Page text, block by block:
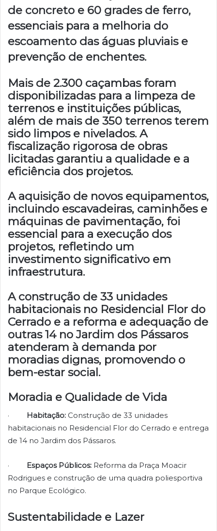
de concreto e 60 grades de ferro,
essenciais para a melhoria do
escoamento das águas pluviais e
prevenção de enchentes.
Mais de 2.300 caçambas foram
disponibilizadas para a limpeza de
terrenos e instituições públicas,
além de mais de 350 terrenos terem
sido limpos e nivelados. A
fiscalização rigorosa de obras
licitadas garantiu a qualidade e a
eficiência dos projetos.
A aquisição de novos equipamentos,
incluindo escavadeiras, caminhões e
máquinas de pavimentação, foi
essencial para a execução dos
projetos, refletindo um
investimento significativo em
infraestrutura.
A construção de 33 unidades
habitacionais no Residencial Flor do
Cerrado e a reforma e adequação de
outras 14 no Jardim dos Pássaros
atenderam à demanda por
moradias dignas, promovendo o
bem-estar social.
Moradia e Qualidade de Vida
· Habitação: Construção de 33 unidades
habitacionais no Residencial Flor do Cerrado e entrega
de 14 no Jardim dos Pássaros.
· Espaços Públicos: Reforma da Praça Moacir
Rodrigues e construção de uma quadra poliesportiva
no Parque Ecológico.
Sustentabilidade e Lazer